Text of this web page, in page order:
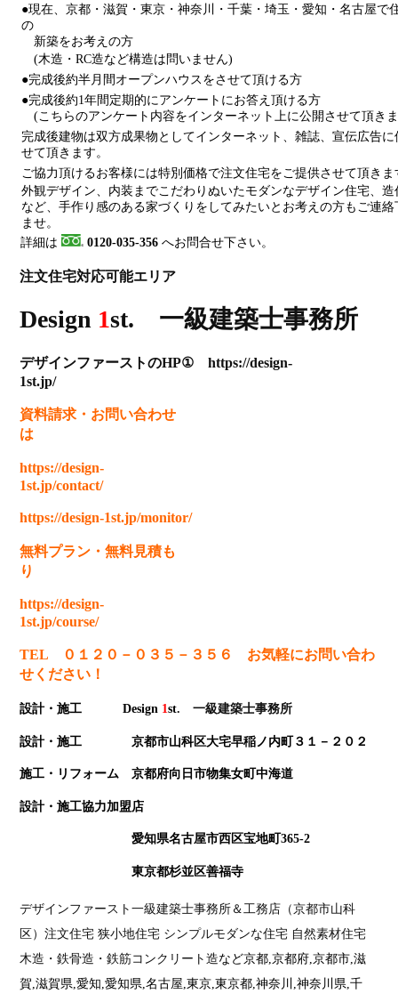
●現在、京都・滋賀・東京・神奈川・千葉・埼玉・愛知・名古屋で
の
新築をお考えの方
(木造・RC造など構造は問いません)
●完成後約半月間オープンハウスをさせて頂ける方
●完成後約1年間定期的にアンケートにお答え頂ける方
(こちらのアンケート内容をインターネット上に公開させて頂き
完成後建物は双方成果物としてインターネット、雑誌、宣伝広告に
せて頂きます。
ご協力頂けるお客様には特別価格で注文住宅をご提供させて頂きま
外観デザイン、内装までこだわりぬいたモダンなデザイン住宅、造
など、手作り感のある家づくりをしてみたいとお考えの方もご連絡
ませ。
詳細は
0120-035-356 へお問合せ下さい。
注文住宅対応可能エリア
Design 1st. 一級建築士事務所
デザインファーストのHP① https://design-
1st.jp/
資料請求・ お問い合わせ
は
https://design-
1st.jp/contact/
https://design-1st.jp/monitor/
無料プラン ・無料見積も
り
https://design-
1st.jp/course/
TEL ０１２０－０３５－３５６ お気軽にお問い合わ
せください！
設計・施工 Design 1st. 一級建築士事務所
設計・施工 京都市山科区大宅早稲ノ内町３１－２０２
施工・リフォーム 京都府向日市物集女町中海道
設計・施工協力加盟店
愛知県名古屋市西区宝地町365-2
東京都杉並区善福寺
デザインファースト一級建築士事務所＆工務店（京都市山科
区）注文住宅 狭小地住宅 シンプルモダンな住宅 自然素材住宅
木造・鉄骨造・鉄筋コンクリート造など京都,京都府,京都市,滋
賀,滋賀県,愛知,愛知県,名古屋,東京,東京都,神奈川,神奈川県,千